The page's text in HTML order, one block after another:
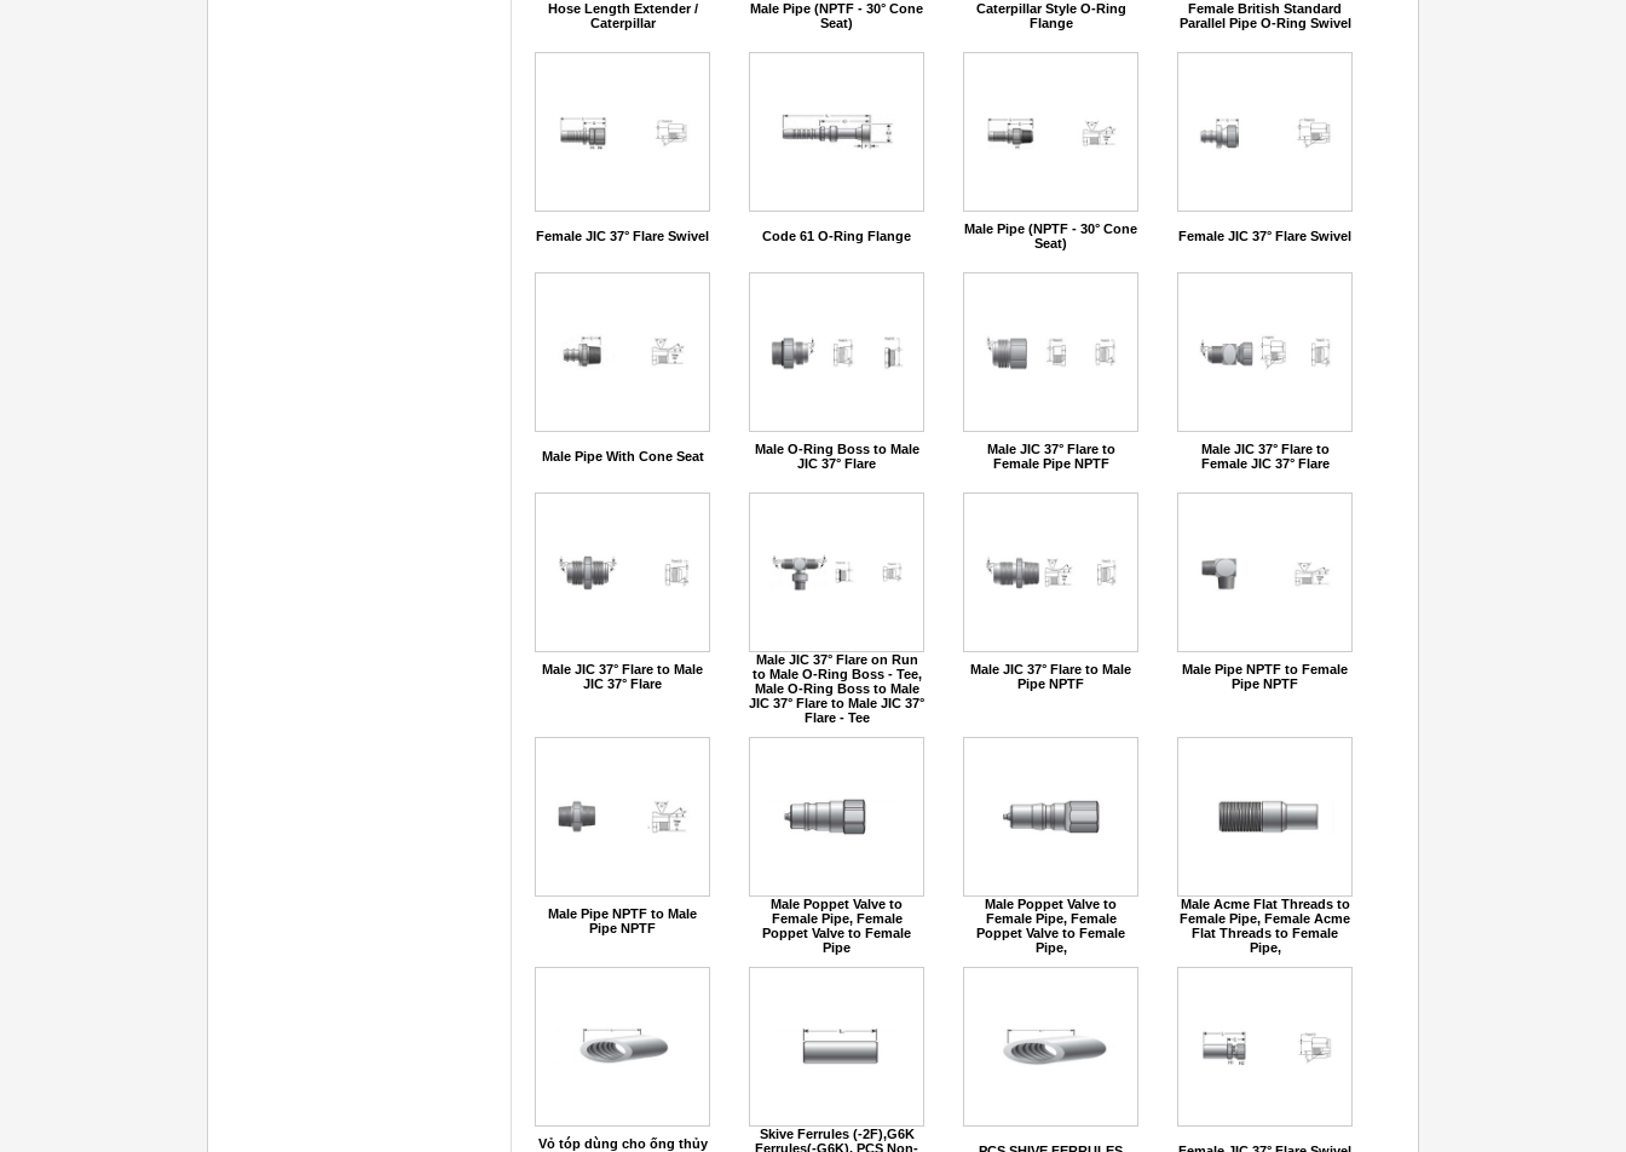
Hose Length Extender /
Caterpillar
Male Pipe (NPTF - 30° Cone
Seat)
Caterpillar Style O-Ring
Flange
Female British Standard
Parallel Pipe O-Ring Swivel
Female JIC 37° Flare Swivel Code 61 O-Ring Flange
Male Pipe (NPTF - 30° Cone
Seat)
Female JIC 37° Flare Swivel
Male Pipe With Cone Seat
Male O-Ring Boss to Male
JIC 37° Flare
Male JIC 37° Flare to
Female Pipe NPTF
Male JIC 37° Flare to
Female JIC 37° Flare
Male JIC 37° Flare to Male
JIC 37° Flare
Male JIC 37° Flare on Run
to Male O-Ring Boss - Tee,
Male O-Ring Boss to Male
JIC 37° Flare to Male JIC 37°
Flare - Tee
Male JIC 37° Flare to Male
Pipe NPTF
Male Pipe NPTF to Female
Pipe NPTF
Male Pipe NPTF to Male
Pipe NPTF
Male Poppet Valve to
Female Pipe, Female
Poppet Valve to Female
Pipe
Male Poppet Valve to
Female Pipe, Female
Poppet Valve to Female
Pipe,
Male Acme Flat Threads to
Female Pipe, Female Acme
Flat Threads to Female
Pipe,
Vỏ tóp dùng cho ống thủy
Skive Ferrules (-2F),G6K
Ferrules(-G6K), PCS Non-